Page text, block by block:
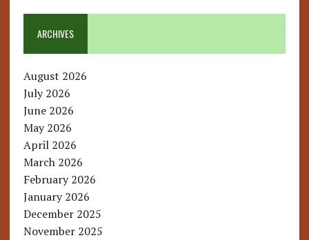
ARCHIVES
August 2026
July 2026
June 2026
May 2026
April 2026
March 2026
February 2026
January 2026
December 2025
November 2025